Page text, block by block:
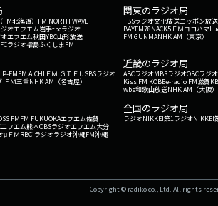
北海道） FM NORTH WAVE
オエフエム岩手tbcラジオ
エフエム秋田YBC山形放送
ラジオ福島ふくしまFM
関東のラジオ局
TBSラジオ文化放送ニッポン放送
BAYFM78NACK5 ＦＭヨコハマ
FM GUNMANHK AM（東京）
FMFM AICHI ＦＭ ＧＩＦＵ SBSラジオ
ＦＭ三重NHK AM（名古屋）
近畿のラジオ局
ABCラジオMBSラジオOBCラジ
Kiss FM KOBEe-radio FM滋賀
wbs和歌山放送NHK AM（大阪）
FMFM FUKUOKAエフエム佐賀
フエム熊本OBSラジオエフエム大分
μＦＭRBCiラジオラジオ沖縄FM沖縄
全国のラジオ局
ラジオNIKKEI第1ラジオNIKKEI
Copyright © radiko co., Ltd. All rights